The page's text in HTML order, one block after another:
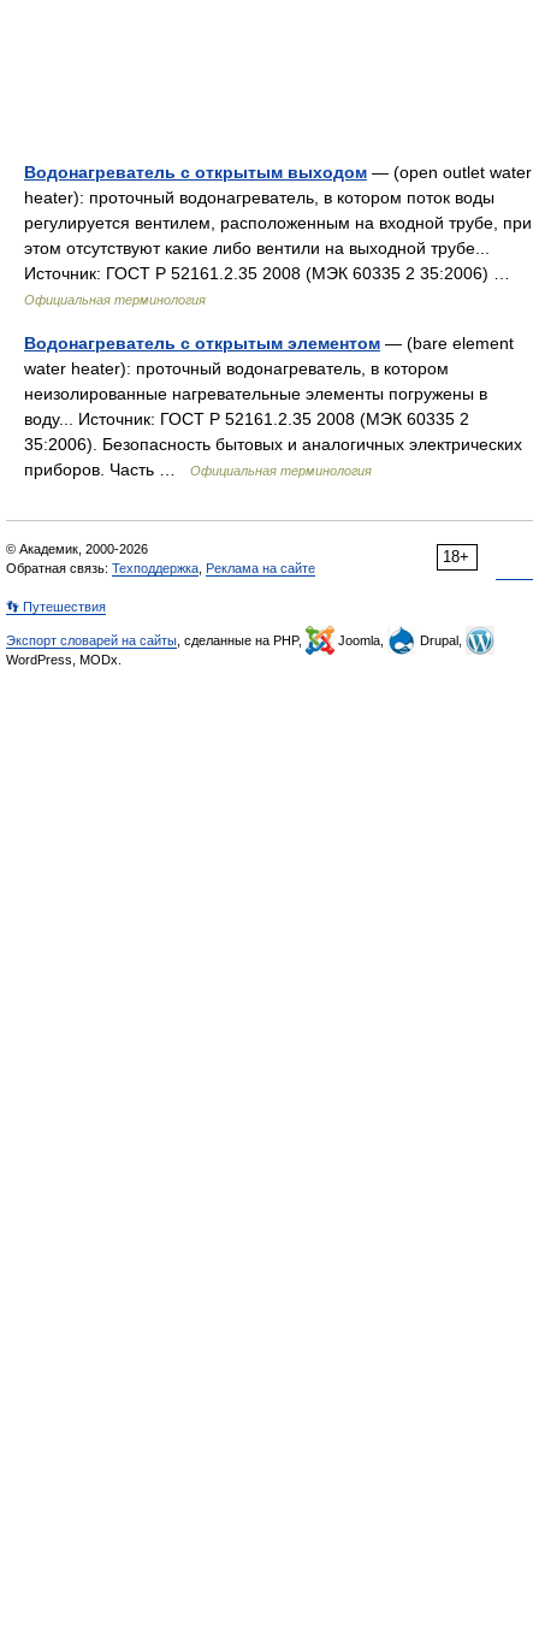
Водонагреватель с открытым выходом — (open outlet water
heater): проточный водонагреватель, в котором поток воды
регулируется вентилем, расположенным на входной трубе, при
этом отсутствуют какие либо вентили на выходной трубе...
Источник: ГОСТ Р 52161.2.35 2008 (МЭК 60335 2 35:2006) …
Официальная терминология
Водонагреватель с открытым элементом — (bare element
water heater): проточный водонагреватель, в котором
неизолированные нагревательные элементы погружены в
воду... Источник: ГОСТ Р 52161.2.35 2008 (МЭК 60335 2
35:2006). Безопасность бытовых и аналогичных электрических
приборов. Часть …
Официальная терминология
18+
© Академик, 2000-2026
Обратная связь: Техподдержка Реклама на сайте
👣 Путешествия
Экспорт словарей на сайты , сделанные на PHP, Joomla,
Drupal,
WordPress, MODx.